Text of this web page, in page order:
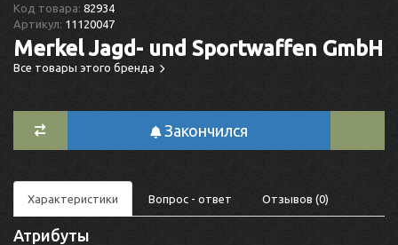
Код товара: 82934
Артикул: 11120047
Merkel Jagd- und Sportwaffen GmbH
Все товары этого бренда
Закончился
Характеристики Вопрос - ответ Отзывов (0)
Атрибуты